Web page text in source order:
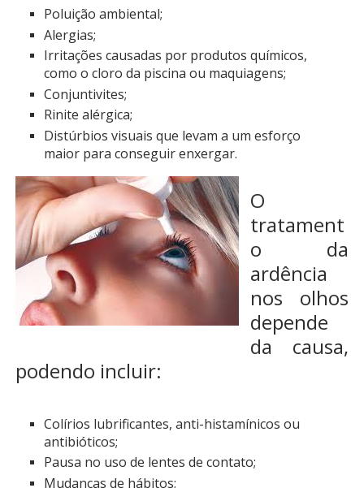
Poluição ambiental;
Alergias;
Irritações causadas por produtos químicos,
como o cloro da piscina ou maquiagens;
Conjuntivites;
Rinite alérgica;
Distúrbios visuais que levam a um esforço
maior para conseguir enxergar.
O
tratament
o da
ardência
nos olhos
depende
da causa,
podendo incluir:
Colírios lubrificantes, anti-histamínicos ou
antibióticos;
Pausa no uso de lentes de contato;
Mudanças de hábitos;